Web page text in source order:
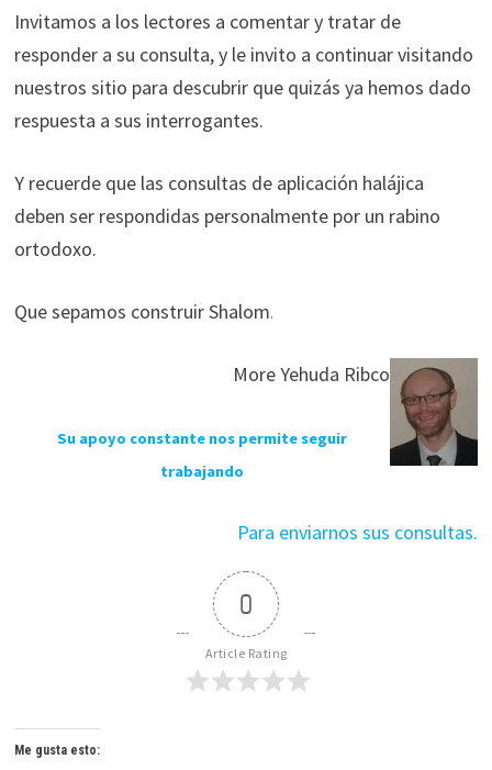
Invitamos a los lectores a comentar y tratar de
responder a su consulta, y le invito a continuar visitando
nuestros sitio para descubrir que quizás ya hemos dado
respuesta a sus interrogantes.
Y recuerde que las consultas de aplicación halájica
deben ser respondidas personalmente por un rabino
ortodoxo.
Que sepamos construir Shalom.
More Yehuda Ribco
Su apoyo constante nos permite seguir
trabajando
Para enviarnos sus consultas.
0
Article Rating
Me gusta esto: